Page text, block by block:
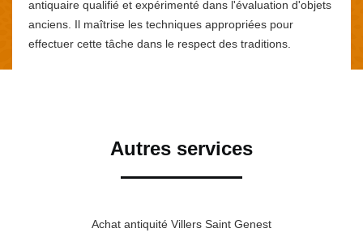
antiquaire qualifié et expérimenté dans l'évaluation d'objets
anciens. Il maîtrise les techniques appropriées pour
effectuer cette tâche dans le respect des traditions.
Autres services
Achat antiquité Villers Saint Genest